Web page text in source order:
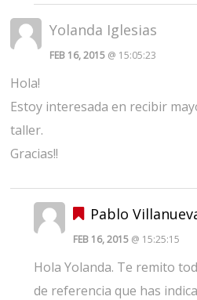
Yolanda Iglesias
FEB 16, 2015 @ 15:05:23
Hola!
Estoy interesada en recibir
taller.
Gracias!!
Pablo
FEB 16, 2015 @ 15:25:15
Hola Yolanda. Te remito
de referencia que has